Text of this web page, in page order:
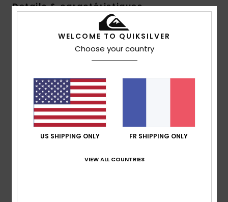
Details & caractéristiques
T-shirt Vert Garçon 8-16 ans
EQBZT04708 Code couleurgmp0
Matière :coton [160 g/m²]
Coupe :coupe regular
Col :col rond
Logotage :Illustration Quiksilver imprimée sur le
WELCOME TO QUIKSILVER
Choose your country
US SHIPPING ONLY FR SHIPPING ONLY
VIEW ALL COUNTRIES